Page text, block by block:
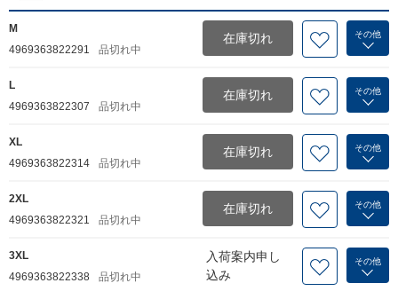
M
4969363822291
品切れ中
在庫切れ その他
L
4969363822307
品切れ中
在庫切れ その他
XL
4969363822314
品切れ中
在庫切れ その他
2XL
4969363822321
品切れ中
在庫切れ その他
3XL
4969363822338
品切れ中
入荷案内申し
込み
その他